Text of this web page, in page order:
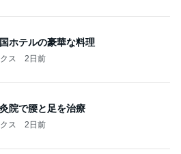
ホテルの豪華な料理
ス 2日前
院で腰と足を治療
ス 2日前